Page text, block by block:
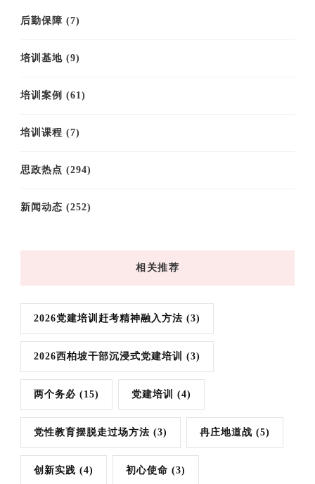
后勤保障 (7)
培训基地 (9)
培训案例 (61)
培训课程 (7)
思政热点 (294)
新闻动态 (252)
相关推荐
2026党建培训赶考精神融入方法 (3)
2026西柏坡干部沉浸式党建培训 (3)
两个务必 (15) 党建培训 (4)
党性教育摆脱走过场方法 (3) 冉庄地道战 (5)
创新实践 (4) 初心使命 (3)